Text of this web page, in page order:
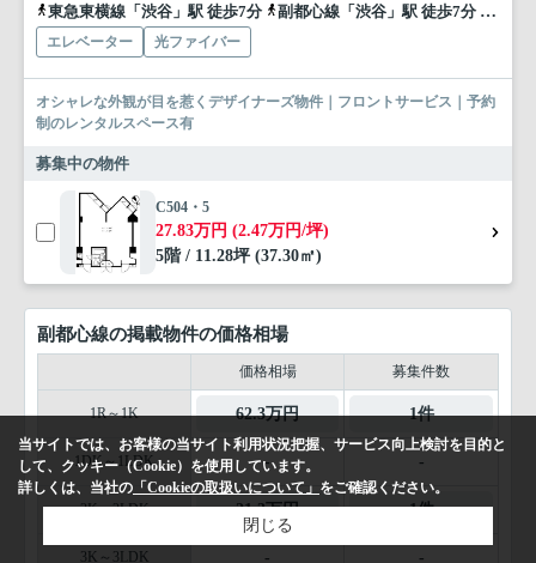
東急東横線「渋谷」駅 徒歩7分
副都心線「渋谷」駅 徒歩7分 銀座
エレベーター 光ファイバー
オシャレな外観が目を惹くデザイナーズ物件｜フロントサービス｜予約
制のレンタルスペース有
募集中の物件
C504・5
27.83万円 (2.47万円/坪)
5階 / 11.28坪 (37.30㎡)
副都心線の掲載物件の価格相場
価格相場 募集件数
1R～1K 62.3万円 1件
1DK～1LDK - -
2K～2LDK 21.3万円 1件
3K～3LDK - -
当サイトでは、お客様の当サイト利用状況把握、サービス向上検討を目的と
して、クッキー（Cookie）を使用しています。
詳しくは、当社の 「Cookieの取扱いについて」 をご確認ください。
閉じる